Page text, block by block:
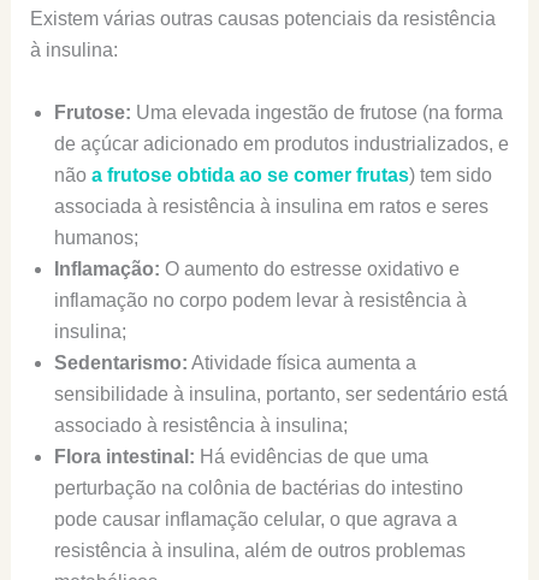
Existem várias outras causas potenciais da resistência
à insulina:
Frutose: Uma elevada ingestão de frutose (na forma
de açúcar adicionado em produtos industrializados, e
não a frutose obtida ao se comer frutas) tem sido
associada à resistência à insulina em ratos e seres
humanos;
Inflamação: O aumento do estresse oxidativo e
inflamação no corpo podem levar à resistência à
insulina;
Sedentarismo: Atividade física aumenta a
sensibilidade à insulina, portanto, ser sedentário está
associado à resistência à insulina;
Flora intestinal: Há evidências de que uma
perturbação na colônia de bactérias do intestino
pode causar inflamação celular, o que agrava a
resistência à insulina, além de outros problemas